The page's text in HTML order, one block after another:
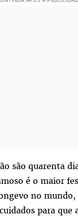
são quarenta
é o maior
no mundo,
para que